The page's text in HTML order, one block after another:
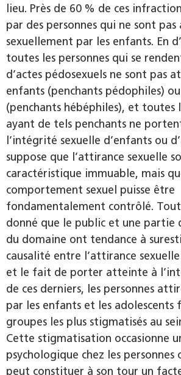
lieu. Près de 60 % de ces
par des personnes qui ne sont
sexuellement par les enfants. En
toutes les personnes qui se
d’actes pédosexuels ne sont pas
enfants (penchants pédophiles)
(penchants hébéphiles), et toutes
ayant de tels penchants ne
l’intégrité sexuelle d’enfants ou
suppose que l’attirance sexuelle
caractéristique immuable, mais
comportement sexuel puisse être
fondamentalement contrôlé.
donné que le public et une partie
du domaine ont tendance à
causalité entre l’attirance
et le fait de porter atteinte à
de ces derniers, les personnes
par les enfants et les
groupes les plus stigmatisés au
Cette stigmatisation occasionne
psychologique chez les personnes
peut constituer à son tour un